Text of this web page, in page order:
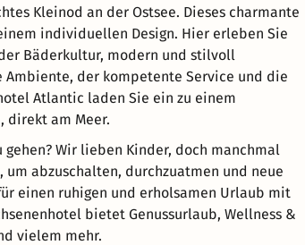
Kleinod an der Ostsee. Dieses charmante
individuellen Design. Hier erleben Sie
Bäderkultur, modern und stilvoll
der kompetente Service und die
Atlantic laden Sie ein zu einem
direkt am Meer.
Wir lieben Kinder, doch manchmal
abzuschalten, durchzuatmen und neue
einen ruhigen und erholsamen Urlaub mit
bietet Genussurlaub, Wellness &
vielem mehr.